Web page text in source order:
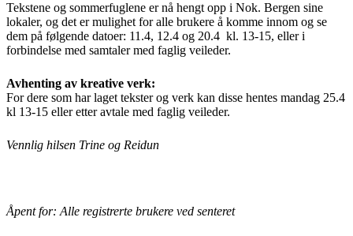
Tekstene og sommerfuglene er nå hengt opp i Nok. Bergen sine
lokaler, og det er mulighet for alle brukere å komme innom og se
dem på følgende datoer: 11.4, 12.4 og 20.4 kl. 13-15, eller i
forbindelse med samtaler med faglig veileder.
Avhenting av kreative verk:
For dere som har laget tekster og verk kan disse hentes mandag 25.4
kl 13-15 eller etter avtale med faglig veileder.
Vennlig hilsen Trine og Reidun
Åpent for: Alle registrerte brukere ved senteret